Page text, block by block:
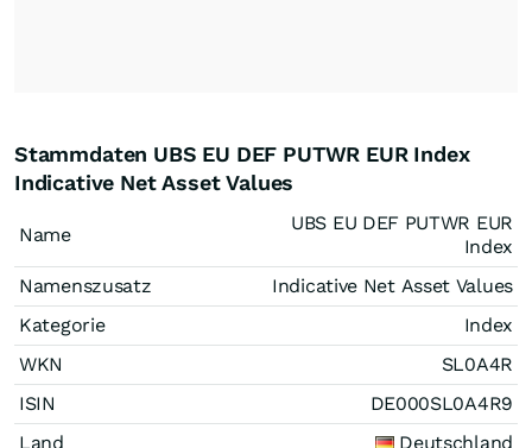
Stammdaten UBS EU DEF PUTWR EUR Index
Indicative Net Asset Values
Name
UBS EU DEF PUTWR EUR
Index
Namenszusatz
Indicative Net Asset Values
Kategorie
Index
WKN
SL0A4R
ISIN
DE000SL0A4R9
Land
Deutschland